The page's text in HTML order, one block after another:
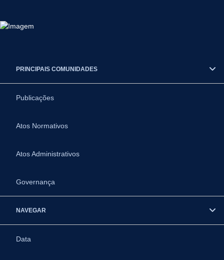
PRINCIPAIS COMUNIDADES
Publicações
Atos Normativos
Atos Administrativos
Governança
NAVEGAR
Data